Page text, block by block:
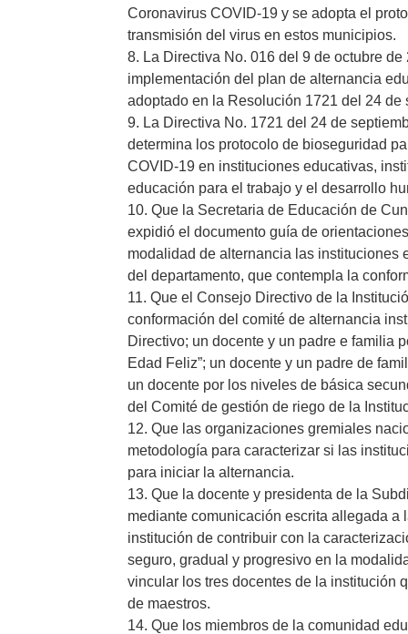
Coronavirus COVID-19 y se adopta el
transmisión del virus en estos municipios.
8. La Directiva No. 016 del 9 de octubre
implementación del plan de alternancia
adoptado en la Resolución 1721 del 24 de
9. La Directiva No. 1721 del 24 de
determina los protocolo de bioseguridad
COVID-19 en instituciones educativas,
educación para el trabajo y el desarrollo
10. Que la Secretaria de Educación de
expidió el documento guía de
modalidad de alternancia las instituciones
del departamento, que contempla la
11. Que el Consejo Directivo de la
conformación del comité de alternancia
Directivo; un docente y un padre e familia
Edad Feliz”; un docente y un padre de
un docente por los niveles de básica
del Comité de gestión de riego de la
12. Que las organizaciones gremiales
metodología para caracterizar si las
para iniciar la alternancia.
13. Que la docente y presidenta de la
mediante comunicación escrita allegada a
institución de contribuir con la
seguro, gradual y progresivo en la
vincular los tres docentes de la institución
de maestros.
14. Que los miembros de la comunidad